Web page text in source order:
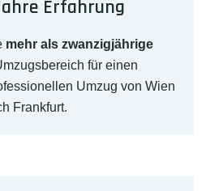
Erfahrung
mehr als zwanzigjährige
für einen
Umzug von Wien
Frankfurt.